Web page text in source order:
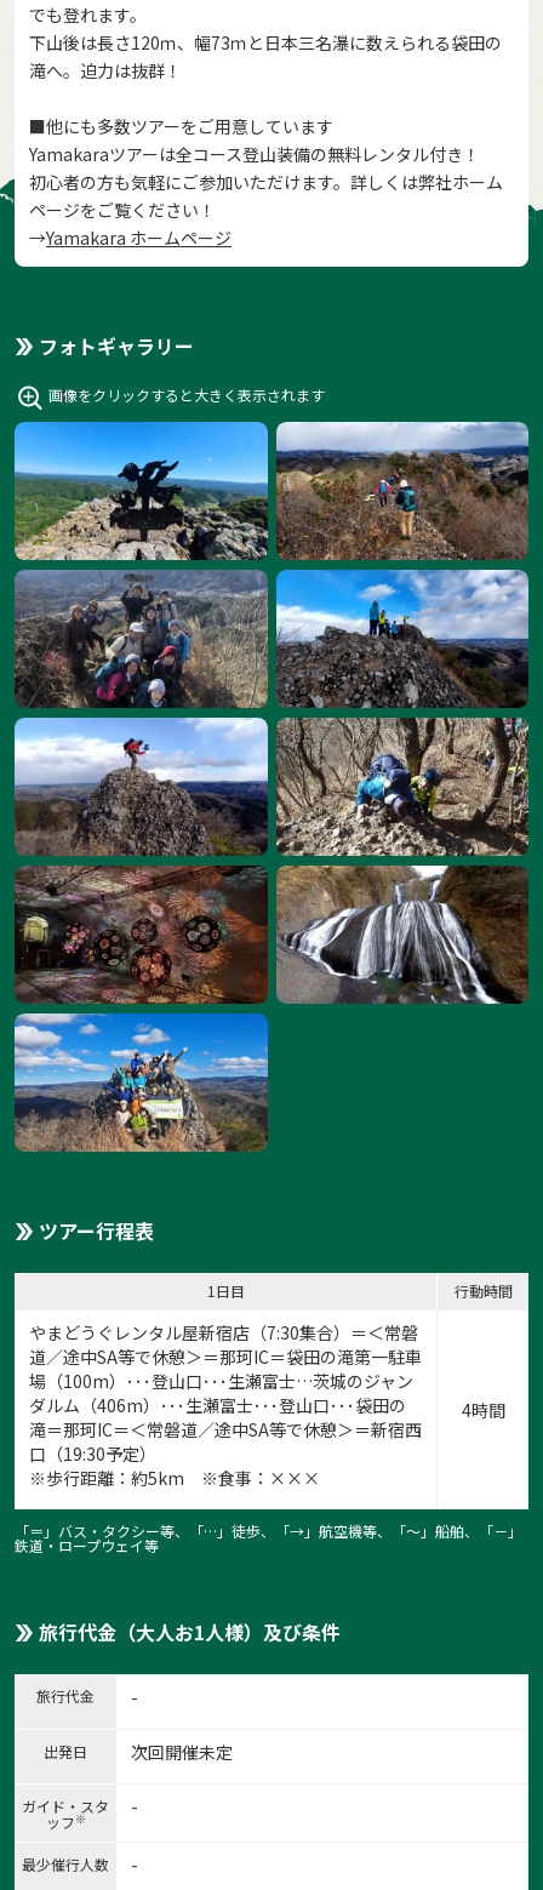
でも登れます。
下山後は長さ120ｍ、幅73ｍと日本三名瀑に数えられる袋田の
滝へ。迫力は抜群！
■他にも多数ツアーをご用意しています
Yamakaraツアーは全コース登山装備の無料レンタル付き！
初心者の方も気軽にご参加いただけます。詳しくは弊社ホーム
ページをご覧ください！
→Yamakara ホームページ
フォトギャラリー
画像をクリックすると大きく表示されます
ツアー行程表
1日目 行動時間
やまどうぐレンタル屋新宿店 （7:30集合）＝＜常磐
道／途中SA等で休憩＞＝那珂IC＝袋田の滝第一駐車
場（100m）･･･登山口･･･生瀬富士…茨城のジャン
ダルム（406m）･･･生瀬富士･･･登山口･･･袋田の
滝＝那珂IC＝＜常磐道／途中SA等で休憩＞＝新宿西
口（19:30予定）
※歩行距離：約5km ※食事：×××
4時間
「＝」バス・タクシー等、「…」徒歩、「→」航空機等、「〜」船舶、「－」
鉄道・ロープウェイ等
旅行代金（大人お1人様）及び条件
旅行代金 -
出発日 次回開催未定
ガイド・スタ
ッフ※ -
最少催行人数 -